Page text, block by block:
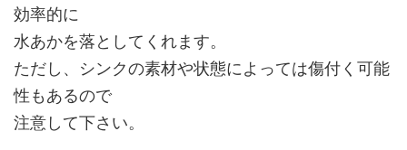
効率的に
水あかを落としてくれます。
ただし、シンクの素材や状態によっては傷付く可能
性もあるので
注意して下さい。